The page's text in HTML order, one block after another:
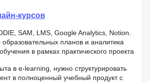
SAM, LMS, Google Analytics, Notion.
планов и аналитика
в рамках практического проекта
в e-learning, нужно структурировать
в полноценный учебный продукт с